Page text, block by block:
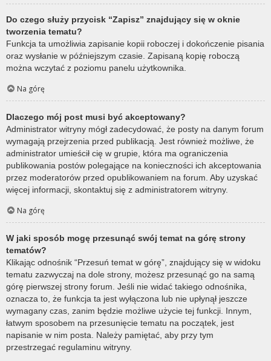
Do czego służy przycisk “Zapisz” znajdujący się w oknie
tworzenia tematu?
Funkcja ta umożliwia zapisanie kopii roboczej i dokończenie pisania
oraz wysłanie w późniejszym czasie. Zapisaną kopię roboczą
można wczytać z poziomu panelu użytkownika.
Na górę
Dlaczego mój post musi być akceptowany?
Administrator witryny mógł zadecydować, że posty na danym forum
wymagają przejrzenia przed publikacją. Jest również możliwe, że
administrator umieścił cię w grupie, która ma ograniczenia
publikowania postów polegające na konieczności ich akceptowania
przez moderatorów przed opublikowaniem na forum. Aby uzyskać
więcej informacji, skontaktuj się z administratorem witryny.
Na górę
W jaki sposób mogę przesunąć swój temat na górę strony
tematów?
Klikając odnośnik “Przesuń temat w górę”, znajdujący się w widoku
tematu zazwyczaj na dole strony, możesz przesunąć go na samą
górę pierwszej strony forum. Jeśli nie widać takiego odnośnika,
oznacza to, że funkcja ta jest wyłączona lub nie upłynął jeszcze
wymagany czas, zanim będzie możliwe użycie tej funkcji. Innym,
łatwym sposobem na przesunięcie tematu na początek, jest
napisanie w nim posta. Należy pamiętać, aby przy tym
przestrzegać regulaminu witryny.